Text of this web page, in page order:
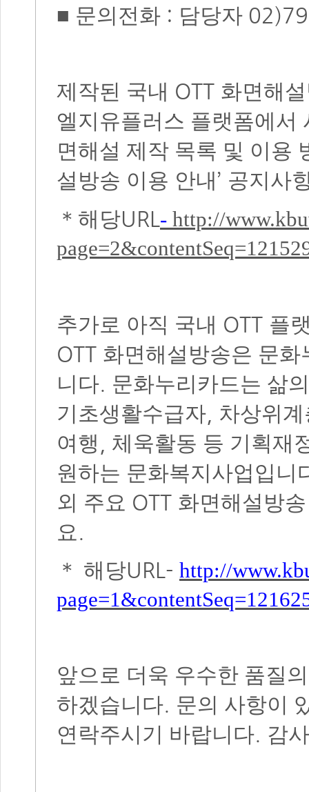
■ 문의전화 : 담당자
제작된 국내 OTT 화면해
엘지유플러스 플랫폼에서
면해설 제작 목록 및 이용
설방송 이용 안내 ’ 공지사
＊ 해당URL - http://
추가로 아직 국내 OTT 플
OTT 화면해설방송은 문
니다. 문화누리카드는 삶
기초생활수급자 차상위
여행
체욱활동 등 기획재
원하는 문화복지사업입니
외 주요 OTT 화면해설방
요 .
＊ 해당URL- http://
앞으로 더욱 우수한 품질
하겠습니다. 문의 사항이
연락주시기 바랍니다. 감